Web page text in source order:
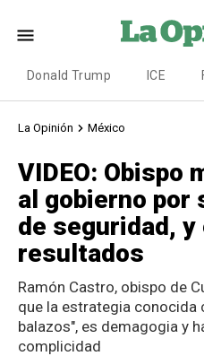
Donald Trump ICE
La Opinión México
VIDEO: Obispo
al gobierno por
de seguridad, y
resultados
Ramón Castro, obispo de
que la estrategia conocida
balazos", es demagogia y
complicidad